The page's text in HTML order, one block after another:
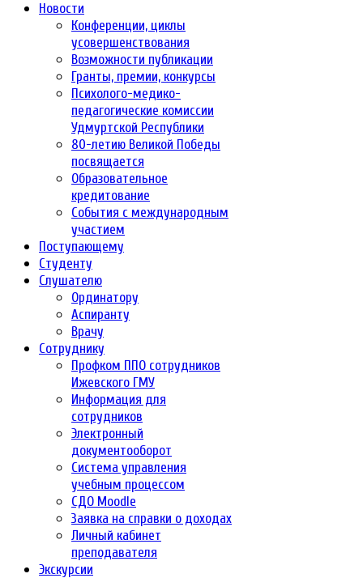
Новости
Конференции, циклы
усовершенствования
Возможности публикации
Гранты, премии, конкурсы
Психолого-медико-
педагогические комиссии
Удмуртской Республики
80-летию Великой Победы
посвящается
Образовательное
кредитование
События с международным
участием
Поступающему
Студенту
Слушателю
Ординатору
Аспиранту
Врачу
Сотруднику
Профком ППО сотрудников
Ижевского ГМУ
Информация для
сотрудников
Электронный
документооборот
Система управления
учебным процессом
СДО Moodle
Заявка на справки о доходах
Личный кабинет
преподавателя
Экскурсии